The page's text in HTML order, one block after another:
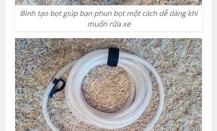
Bình tạo bọt giúp bạn phun bọt một cách dễ dàng khi
muốn rửa xe